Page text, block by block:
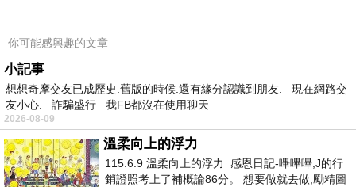
你可能感興趣的文章
小記事
想想奇摩交友已成歷史.舊版的時候.還有緣分認識到朋友. 現在網路交
友小心. 詐騙盛行 我FB都沒在使用聊天
2026-08-09
溫柔向上的浮力
115.6.9 溫柔向上的浮力 感恩日記-嗶嗶嗶,J的行
銷證照考上了補概論86分。 想要做就去做,勵精圖